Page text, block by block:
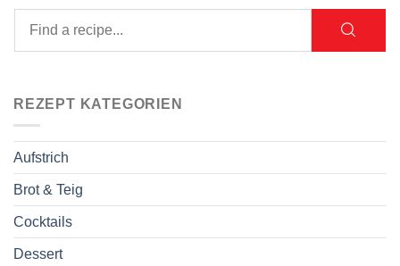
REZEPT KATEGORIEN
Aufstrich
Brot & Teig
Cocktails
Dessert